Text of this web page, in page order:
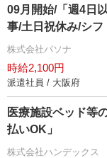
09月開始/「週4日
事/土日祝休み/シ
株式会社パソナ
時給2,100円
派遣社員 / 大阪府
医療施設ベッド等
払いOK」
株式会社ハンデックス